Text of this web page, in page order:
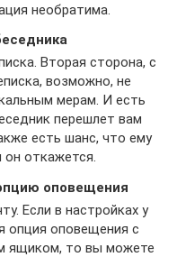
необратима.
Вторая сторона, с
возможно, не
мерам. И есть
перешлет вам
есть шанс, что ему
он откажется.
оповещения
Если в настройках у
опция оповещения с
ящиком, то вы можете